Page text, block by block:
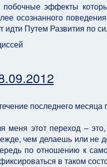
побочные эффекты
осознанного
идти Путем Развития по
последнего месяца
меня этот переход –
чем делаешь или не
по отношению к
в таком